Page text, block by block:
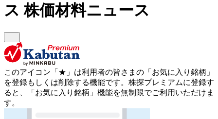
ス株価材料ニュース
このアイコン 「★」 は利用者の皆さまの 「お気に入り銘柄」
を登録もしくは削除する機能です。 株探プレミアムに登録す
ると、「お気に入り銘柄」機能を無制限でご利用いただけま
す。